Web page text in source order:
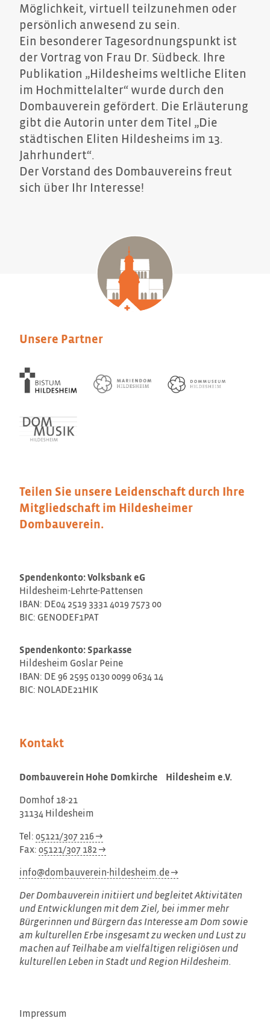
Möglichkeit, virtuell teilzunehmen oder
persönlich anwesend zu sein.
Ein besonderer Tagesordnungspunkt ist
der Vortrag von Frau Dr. Südbeck. Ihre
Publikation „Hildesheims weltliche Eliten
im Hochmittelalter“ wurde durch den
Dombauverein gefördert. Die Erläuterung
gibt die Autorin unter dem Titel „Die
städtischen Eliten Hildesheims im 13.
Jahrhundert“.
Der Vorstand des Dombauvereins freut
sich über Ihr Interesse!
Unsere Partner
Teilen Sie unsere Leidenschaft durch Ihre
Mitgliedschaft im Hildesheimer
Dombauverein.
Spendenkonto: Volksbank eG
Hildesheim-Lehrte-Pattensen
IBAN: DE04 2519 3331 4019 7573 00
BIC: GENODEF1PAT
Spendenkonto: Sparkasse
Hildesheim Goslar Peine
IBAN: DE 96 2595 0130 0099 0634 14
BIC: NOLADE21HIK
Kontakt
Dombauverein Hohe Domkirche Hildesheim e.V.
Domhof 18-21
31134 Hildesheim
Tel: 05121/307 216
Fax: 05121/307 182
info@dombauverein-hildesheim.de
Der Dombauverein initiiert und begleitet Aktivitäten
und Entwicklungen mit dem Ziel, bei immer mehr
Bürgerinnen und Bürgern das Interesse am Dom sowie
am kulturellen Erbe insgesamt zu wecken und Lust zu
machen auf Teilhabe am vielfältigen religiösen und
kulturellen Leben in Stadt und Region Hildesheim.
Impressum